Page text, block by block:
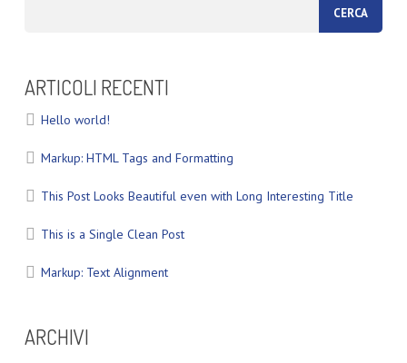
ARTICOLI RECENTI
Hello world!
Markup: HTML Tags and Formatting
This Post Looks Beautiful even with Long Interesting Title
This is a Single Clean Post
Markup: Text Alignment
ARCHIVI